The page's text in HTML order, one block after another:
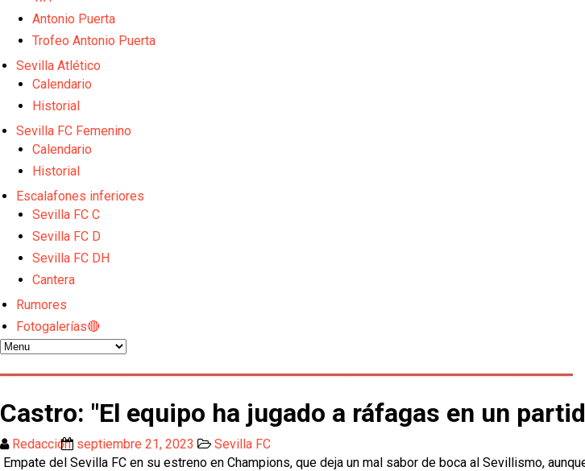
El Sevilla FC empieza a inscribir a los nuevos fichajes
Opinión | "Carta abierta a Alberto Flores" por Rafa García
Miguel Sierra: La temporada pasada se vio reflejado que podemos tirar para
Antonio Puerta
Trofeo Antonio Puerta
Sevilla Atlético
Calendario
Historial
Sevilla FC Femenino
Calendario
Historial
Escalafones inferiores
Sevilla FC C
Sevilla FC D
Sevilla FC DH
Cantera
Rumores
Fotogalerías🔴
Castro: "El equipo ha jugado a ráfagas en un
Redacción septiembre 21, 2023
Sevilla FC
Empate del Sevilla FC en su estreno en Champions, que deja un mal sabor de boca al Sevillismo,